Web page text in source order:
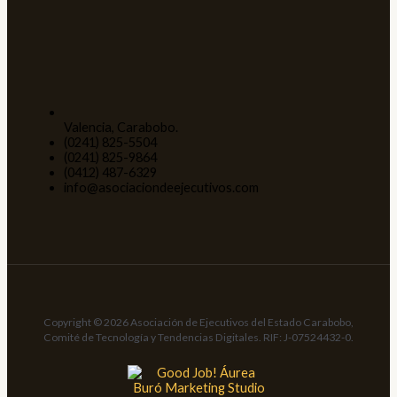
Valencia, Carabobo.
(0241) 825-5504
(0241) 825-9864
(0412) 487-6329
info@asociaciondeejecutivos.com
Copyright © 2026 Asociación de Ejecutivos del Estado Carabobo,
Comité de Tecnología y Tendencias Digitales. RIF: J-07524432-0.